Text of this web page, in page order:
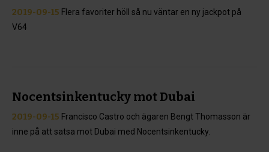
2019-09-15 Flera favoriter höll så nu väntar en ny jackpot på
V64
Nocentsinkentucky mot Dubai
2019-09-15 Francisco Castro och ägaren Bengt Thomasson är
inne på att satsa mot Dubai med Nocentsinkentucky.